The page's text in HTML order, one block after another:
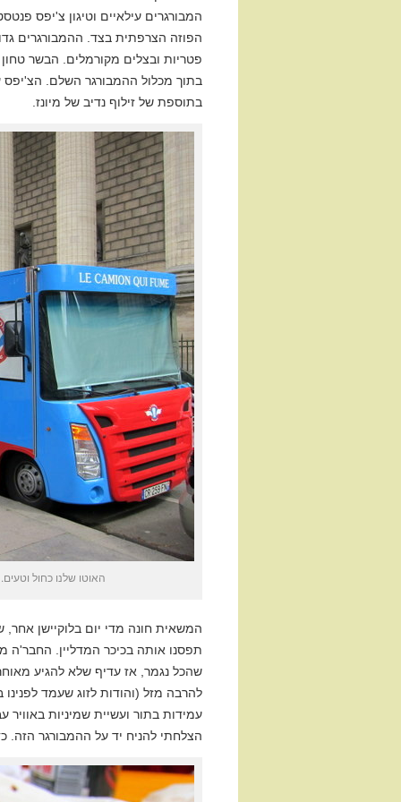
המבורגרים עילאיים וטיגון צ'יפס
הפוזה הצרפתית בצד. ההמבורגרים
פטריות ובצלים מקורמלים. הבשר
בתוך מכלול ההמבורגר השלם. הצ'יפס
בתוספת של זילוף נדיב של מיונז.
האוטו שלנו כחול
המשאית חונה מדי יום בלוקיישן
שהכל נגמר, אז עדיף שלא להגיע
להרבה מזל (והודות לזוג שעמד
עמידות בתור ועשיית שמיניות
הצלחתי להניח יד על ההמבורגר הזה.